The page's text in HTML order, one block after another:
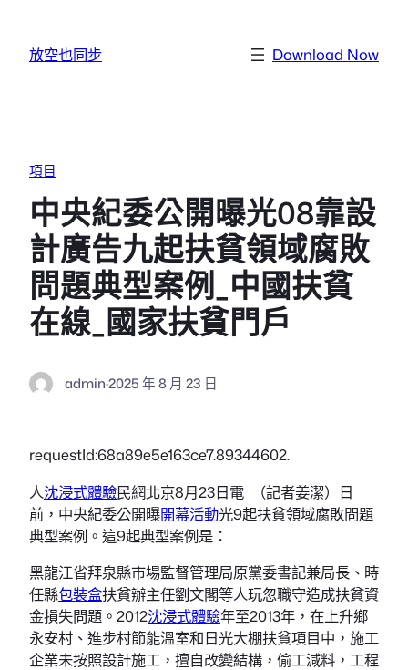
放空也同步 Download Now
項目
中央紀委公開曝光08靠設
計廣告九起扶貧領域腐敗
問題典型案例_中國扶貧
在線_國家扶貧門戶
admin·2025 年 8 月 23 日
requestId:68a89e5e163ce7.89344602.
人沈浸式體驗民網北京8月23日電 （記者姜潔）日
前，中央紀委公開曝開幕活動光9起扶貧領域腐敗問題
典型案例。這9起典型案例是：
黑龍江省拜泉縣市場監督管理局原黨委書記兼局長、時
任縣包裝盒扶貧辦主任劉文閣等人玩忽職守造成扶貧資
金損失問題。2012沈浸式體驗年至2013年，在上升鄉
永安村、進步村節能溫室和日光大棚扶貧項目中，施工
企業未按照設計施工，擅自改變結構，偷工減料，工程